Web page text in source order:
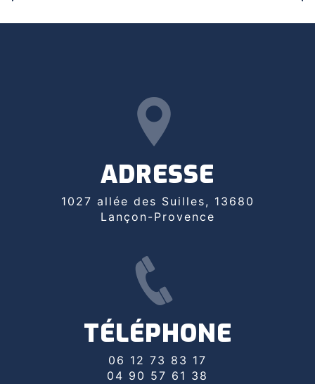
ADRESSE
1027 allée des Suilles, 13680
Lançon-Provence
TÉLÉPHONE
06 12 73 83 17
04 90 57 61 38